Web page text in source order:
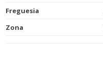
Freguesia
Zona